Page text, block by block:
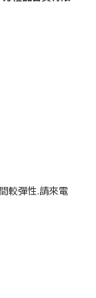
較彈性.請來電